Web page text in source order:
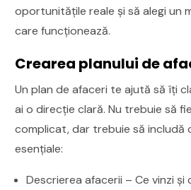
oportunitățile reale și să alegi un
care funcționează.
Crearea planului de
Un plan de afaceri te ajută să îți
ai o direcție clară. Nu trebuie să
complicat, dar trebuie să includă
esențiale:
Descrierea afacerii – Ce vinzi și